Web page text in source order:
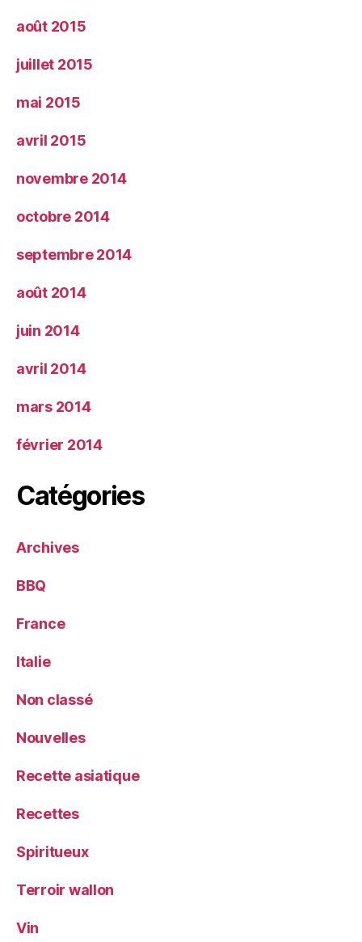
août 2015
juillet 2015
mai 2015
avril 2015
novembre 2014
octobre 2014
septembre 2014
août 2014
juin 2014
avril 2014
mars 2014
février 2014
Catégories
Archives
BBQ
France
Italie
Non classé
Nouvelles
Recette asiatique
Recettes
Spiritueux
Terroir wallon
Vin